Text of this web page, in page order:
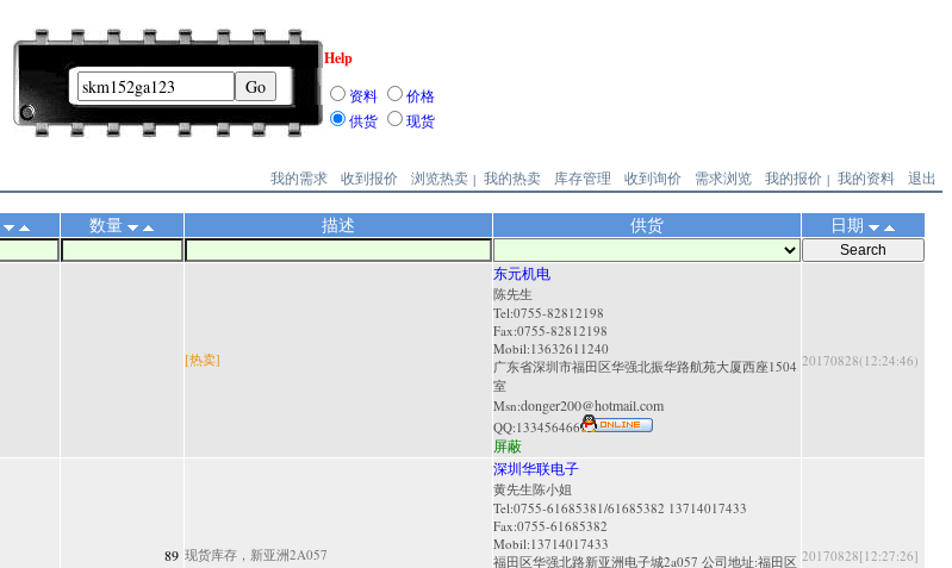
Help
资料
价格
供货
现货
我的需求 收到报价 浏览热卖 | 我的热卖 库存管理 收到询价 需求浏览 我的报价 | 我的资料 退出
数量 描述 供货 日期
[热卖]
东元机电
陈先生
Tel:0755-82812198
Fax:0755-82812198
Mobil:13632611240
广东省深圳市福田区华强北振华路航苑大厦西座1504
室
Msn:donger200@hotmail.com
QQ: 133456466
屏蔽
20170828(12:24:46)
89 现货库存，新亚洲2A057
深圳华联电子
黄先生陈小姐
Tel:0755-61685381/61685382 13714017433
Fax:0755-61685382
Mobil:13714017433
福田区华强北路新亚洲电子城2a057 公司地址:福田区 20170828[12:27:26]